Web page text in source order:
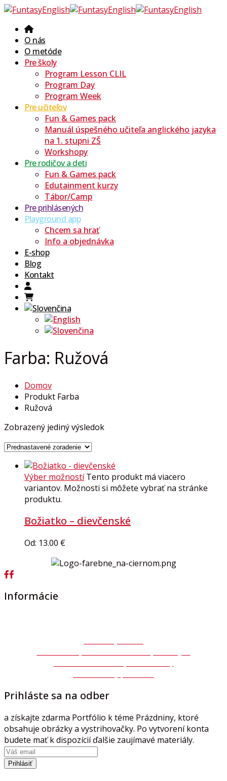
O nás
O metóde
Pre školy
Program Lesson CLIL
Program Day
Program Week
Pre učiteľov
Fun & Games pack
Manuál úspešného učiteľa anglického jazyka
na 1. stupni ZŠ
Workshopy
Pre rodičov a deti
Fun & Games pack
Edutainment kurzy
Tábor/Camp
Pre prihlásených
Playground app
Chcem sa hrať
Info a objednávka
E-shop
Blog
Kontakt
Farba: Ružová
Domov
Produkt Farba
Ružová
Zobrazený jediný výsledok
Výber možností Tento produkt má viacero
variantov. Možnosti si môžete vybrať na stránke
produktu.
Božiatko – dievčenské
Od: 13.00 €
Informácie
Prihláste sa na odber
a získajte zdarma Portfólio k téme Prázdniny, ktoré
obsahuje obrázky a vystrihovačky. Po vytvorení konta
budete mať k dispozícií ďalšie zaujímavé materiály.